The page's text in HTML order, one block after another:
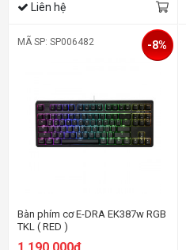
Liên hệ
MÃ SP: SP006482
Bàn phím cơ E-DRA EK387w RGB
TKL ( RED )
1.190.000đ
-8%